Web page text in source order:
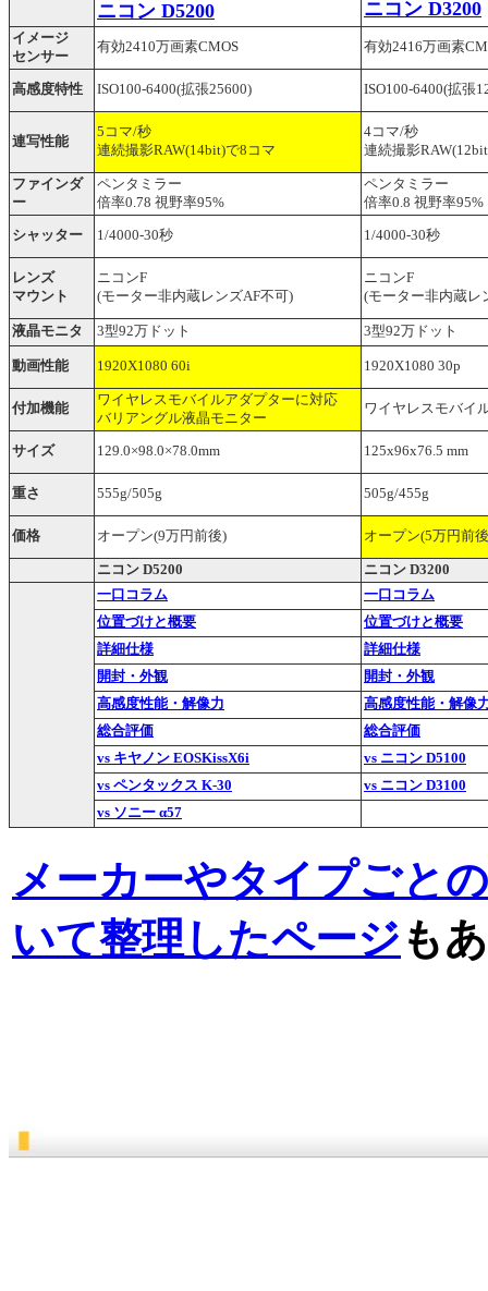
ニコン D5200 ニコン D3200
イメージ
センサー
有効2410万画素CMOS 有効2416万画素
高感度特性 ISO100-6400(拡張25600) ISO100-6400(拡張
連写性能
5コマ/秒
連続撮影RAW(14bit)で8コマ
4コマ/秒
連続撮影
ファインダ
ー
ペンタミラー
倍率0.78 視野率95%
ペンタミラー
倍率0.8 視野率95%
シャッター 1/4000-30秒 1/4000-30秒
レンズ
マウント
ニコンF
(モーター非内蔵レンズAF不可)
ニコンF
(モーター非内蔵レ
液晶モニタ 3型92万ドット 3型92万ドット
動画性能 1920X1080 60i 1920X1080 30p
付加機能
ワイヤレスモバイルアダプターに対応
バリアングル液晶モニター
ワイヤレスモバイ
サイズ 129.0×98.0×78.0mm 125x96x76.5 mm
重さ 555g/505g 505g/455g
価格 オープン(9万円前後) オープン(5万円前
ニコン D5200
ニコン D3200
一口コラム
一口コラム
位置づけと概要
位置づけと概要
詳細仕様
詳細仕様
開封・外観
開封・外観
高感度性能・解像力
高感度性能・解像
総合評価
総合評価
vs キヤノン EOSKissX6i
vs ニコン D5100
vs ペンタックス K-30
vs ニコン D3100
vs ソニー α57
メーカーやタイプごと
いて整理したページ も